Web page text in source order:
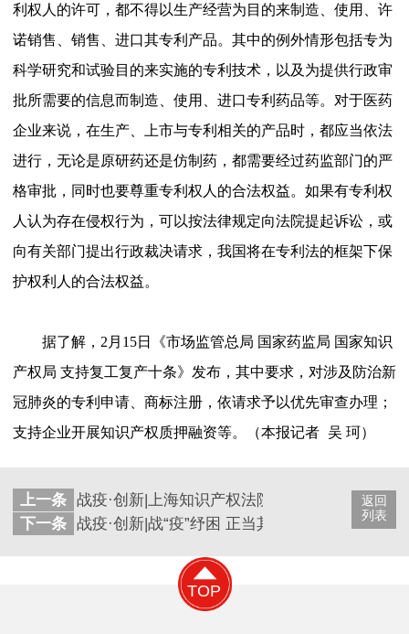
利权人的许可，都不得以生产经营为目的来制造、使用、许
诺销售、销售、进口其专利产品。其中的例外情形包括专为
科学研究和试验目的来实施的专利技术，以及为提供行政审
批所需要的信息而制造、使用、进口专利药品等。对于医药
企业来说，在生产、上市与专利相关的产品时，都应当依法
进行，无论是原研药还是仿制药，都需要经过药监部门的严
格审批，同时也要尊重专利权人的合法权益。如果有专利权
人认为存在侵权行为，可以按法律规定向法院提起诉讼，或
向有关部门提出行政裁决请求，我国将在专利法的框架下保
护权利人的合法权益。
据了解， 2月15日《市场监管总局 国家药监局 国家知识
产权局 支持复工复产十条》发布，其中要求，对涉及防治新
冠肺炎的专利申请、商标注册，依请求予以优先审查办理；
支持企业开展知识产权质押融资等。（本报记者 吴 珂）
返回
列表
上一条 战疫·创新|上海知识产权法院解除一口罩机生产
下一条 战疫·创新|战“疫”纾困 正当其时
TOP